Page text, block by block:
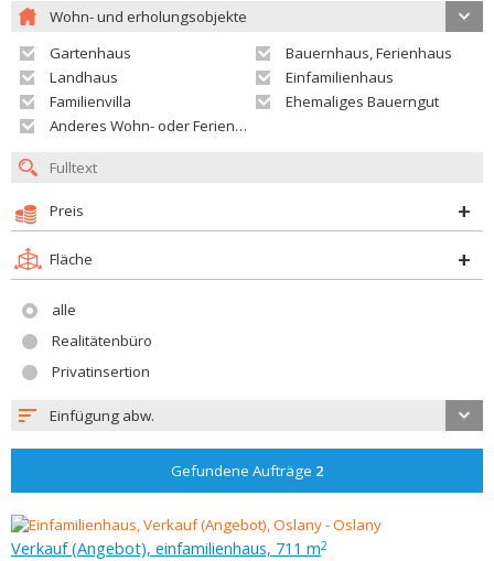
Wohn- und erholungsobjekte
Gartenhaus
Bauernhaus, Ferienhaus
Landhaus
Einfamilienhaus
Familienvilla
Ehemaliges Bauerngut
Anderes Wohn- oder Ferienobjekt
Preis
Fläche
alle
Realitätenbüro
Privatinsertion
Einfügung abw.
Gefundene Aufträge 2
Verkauf (Angebot), einfamilienhaus, 711 m2